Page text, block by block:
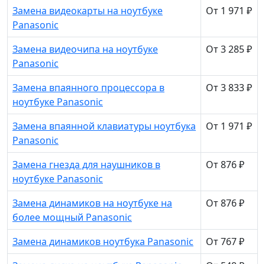
Замена видеокарты на ноутбуке
Panasonic
От 1 971 ₽
Замена видеочипа на ноутбуке
Panasonic
От 3 285 ₽
Замена впаянного процессора в
ноутбуке Panasonic
От 3 833 ₽
Замена впаянной клавиатуры ноутбука
Panasonic
От 1 971 ₽
Замена гнезда для наушников в
ноутбуке Panasonic
От 876 ₽
Замена динамиков на ноутбуке на
более мощный Panasonic
От 876 ₽
Замена динамиков ноутбука Panasonic
От 767 ₽